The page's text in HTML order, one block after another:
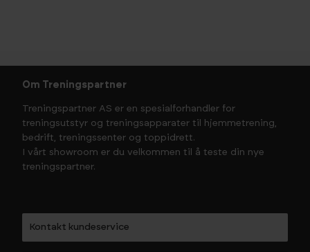
Om Treningspartner
Treningspartner AS er en spesialforhandler for
treningsutstyr og treningsapparater til hjemmetrening,
bedrift, treningssenter og toppidrett.
I vårt showroom er du velkommen til å teste din nye
treningspartner.
Kontakt kundeservice